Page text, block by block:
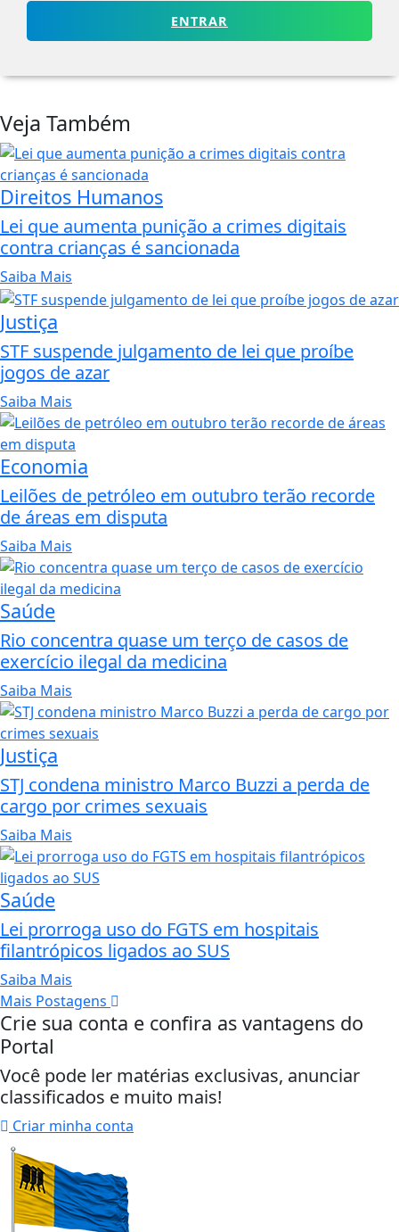
ENTRAR
Veja Também
Direitos Humanos
Lei que aumenta punição a crimes digitais
contra crianças é sancionada
Saiba Mais
Justiça
STF suspende julgamento de lei que proíbe
jogos de azar
Saiba Mais
Economia
Leilões de petróleo em outubro terão recorde
de áreas em disputa
Saiba Mais
Saúde
Rio concentra quase um terço de casos de
exercício ilegal da medicina
Saiba Mais
Justiça
STJ condena ministro Marco Buzzi a perda de
cargo por crimes sexuais
Saiba Mais
Saúde
Lei prorroga uso do FGTS em hospitais
filantrópicos ligados ao SUS
Saiba Mais
Mais Postagens
Crie sua conta e confira as vantagens do
Portal
Você pode ler matérias exclusivas, anunciar
classificados e muito mais!
Criar minha conta